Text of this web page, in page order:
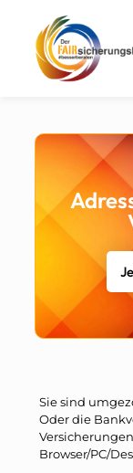
Sie sind
Oder die
Browser/PC/